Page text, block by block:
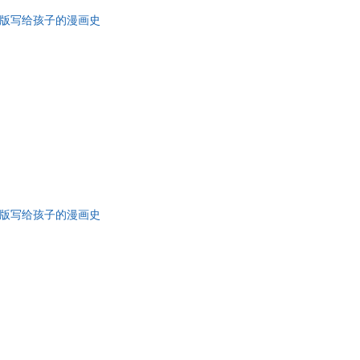
写给孩子的漫画史
写给孩子的漫画史